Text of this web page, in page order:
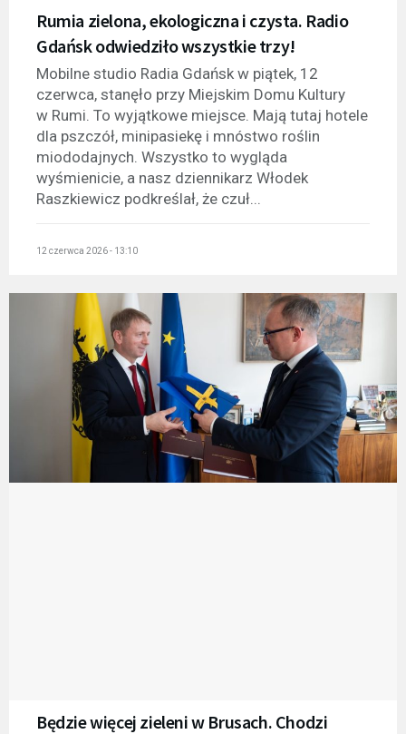
Rumia zielona, ekologiczna i czysta. Radio
Gdańsk odwiedziło wszystkie trzy!
Mobilne studio Radia Gdańsk w piątek, 12
czerwca, stanęło przy Miejskim Domu Kultury
w Rumi. To wyjątkowe miejsce. Mają tutaj hotele
dla pszczół, minipasiekę i mnóstwo roślin
miododajnych. Wszystko to wygląda
wyśmienicie, a nasz dziennikarz Włodek
Raszkiewicz podkreślał, że czuł...
12 czerwca 2026 - 13:10
Będzie więcej zieleni w Brusach. Chodzi